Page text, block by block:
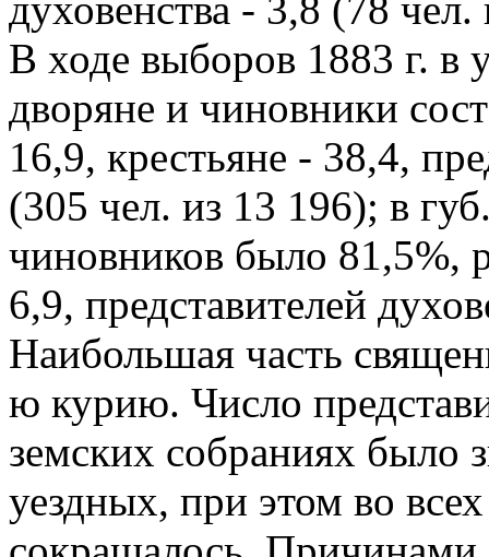
духовенства - 3,8 (78
В ходе выборов 1883 г. в
дворяне и чиновники
16,9, крестьяне - 38,4,
(305 чел. из 13 196); в
чиновников было 81,5%,
6,9, представителей
Наибольшая часть
ю курию. Число
земских собраниях было
уездных, при этом во